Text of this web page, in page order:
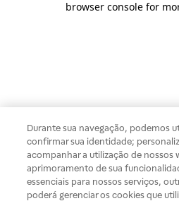
browser console for
Durante sua navegação, podemos
confirmar sua identidade;
acompanhar a utilização de nossos
aprimoramento de sua
essenciais para nossos serviços,
poderá gerenciar os cookies que